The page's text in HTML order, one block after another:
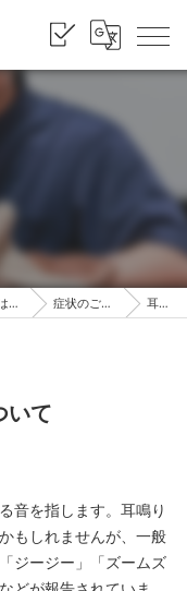
長岡市｜整体｜体のゆがみからくる肩こり,頭痛はトゥルース 症状のご案内 耳鳴り
いて
音を指します。耳鳴り
もしれませんが、一般
ジージー」「ズームズ